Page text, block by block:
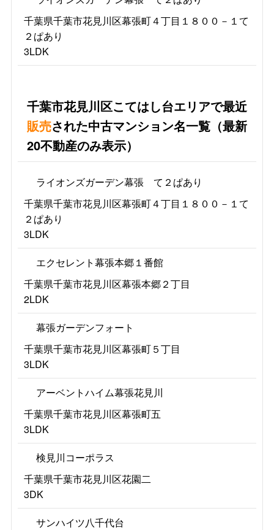
千葉県千葉市花見川区幕張町４丁目１８００－１て
２ぱあり
3LDK
千葉市花見川区こてはし台エリアで最近
販売された中古マンション名一覧（最新
20不動産のみ表示）
ライオンズガーデン幕張 て２ぱあり
千葉県千葉市花見川区幕張町４丁目１８００－１て
２ぱあり
3LDK
エクセレント幕張本郷１番館
千葉県千葉市花見川区幕張本郷２丁目
2LDK
幕張ガーデンフォート
千葉県千葉市花見川区幕張町５丁目
3LDK
アーベントハイム幕張花見川
千葉県千葉市花見川区幕張町五
3LDK
検見川コーポラス
千葉県千葉市花見川区花園二
3DK
サンハイツ八千代台